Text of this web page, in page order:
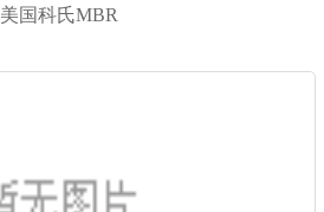
美国科氏MBR